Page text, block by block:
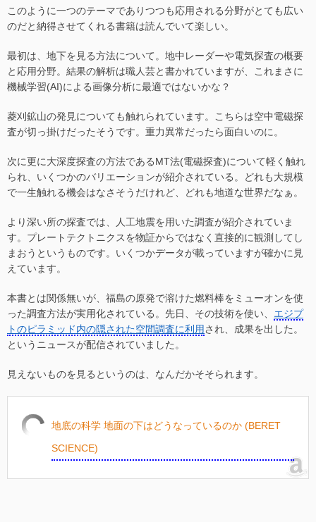
このように一つのテーマでありつつも応用される分野がとても広い
のだと納得させてくれる書籍は読んでいて楽しい。
最初は、地下を見る方法について。地中レーダーや電気探査の概要
と応用分野。結果の解析は職人芸と書かれていますが、これまさに
機械学習(AI)による画像分析に最適ではないかな？
菱刈鉱山の発見についても触れられています。こちらは空中電磁探
査が切っ掛けだったそうです。重力異常だったら面白いのに。
次に更に大深度探査の方法であるMT法(電磁探査)について軽く触れ
られ、いくつかのバリエーションが紹介されている。どれも大規模
で一生触れる機会はなさそうだけれど、どれも地道な世界だなぁ。
より深い所の探査では、人工地震を用いた調査が紹介されていま
す。プレートテクトニクスを物証からではなく直接的に観測してし
まおうというものです。いくつかデータが載っていますが確かに見
えています。
本書とは関係無いが、福島の原発で溶けた燃料棒をミューオンを使
った調査方法が実用化されている。先日、その技術を使い、 エジプ
トのピラミッド内の隠された空間調査に利用 され、成果を出した。
というニュースが配信されていました。
見えないものを見るというのは、なんだかそそられます。
地底の科学 地面の下はどうなっているのか (BERET
SCIENCE)